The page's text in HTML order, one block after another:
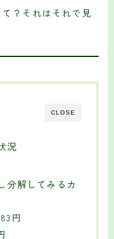
？それはそれで見
CLOSE
況
分解してみるカ
円